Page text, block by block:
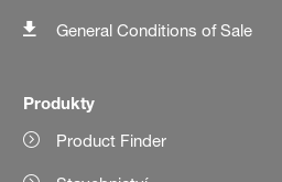
General Conditions of Sale
Produkty
Product Finder